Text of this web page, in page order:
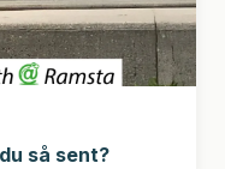
så sent?